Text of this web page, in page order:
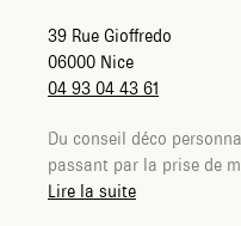
39 Rue Gioffredo
06000 Nice
04 93 04 43 61
Du conseil déco
passant par la prise de
rideaux sur-mesure
Lire la suite